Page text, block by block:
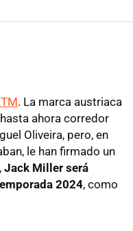
. La marca austriaca
ahora corredor
Oliveira, pero, en
le han firmado un
Jack Miller será
2024, como